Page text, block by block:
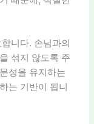
니다. 손님과의
섞지 않도록 주
성을 유지하는
는 기반이 됩니